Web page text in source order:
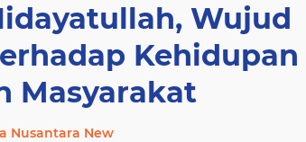
Wujud
Kehidupan
Masyarakat
Nusantara New